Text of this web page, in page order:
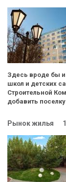
Здесь вроде бы
школ и детских
Строительной
добавить
Рынок жилья